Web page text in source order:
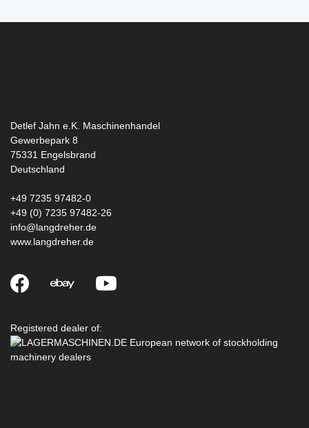
Detlef Jahn e.K. Maschinenhandel
Gewerbepark 8
75331 Engelsbrand
Deutschland
+49 7235 97482-0
+49 (0) 7235 97482-26
info@langdreher.de
www.langdreher.de
Registered dealer of: